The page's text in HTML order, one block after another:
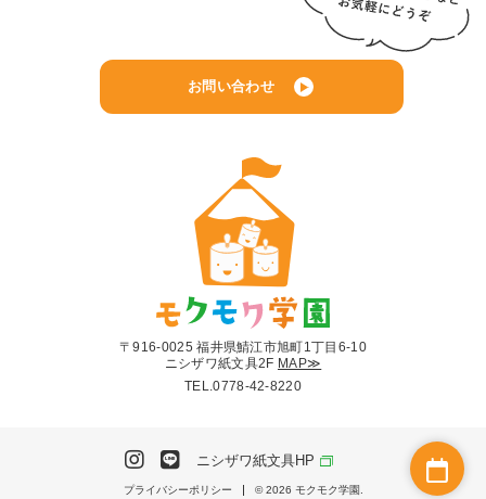
お問い合わせ
〒916-0025 福井県鯖江市旭町1丁目6-10
ニシザワ紙文具2F MAP≫
TEL.0778-42-8220
ニシザワ紙文具HP
プライバシーポリシー © 2026 モクモク学園.